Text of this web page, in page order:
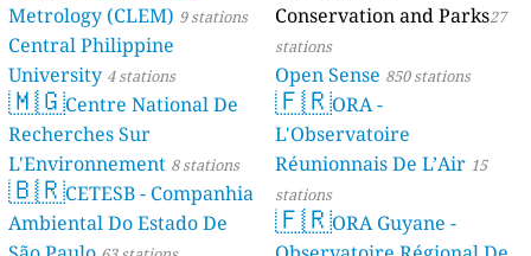
Metrology (CLEM) 9 stations
Central Philippine
University 4 stations
🇲🇬Centre National De
Recherches Sur
L'Environnement 8 stations
🇧🇷CETESB - Companhia
Ambiental Do Estado De
Conservation and Parks27
stations
Open Sense 850 stations
🇫🇷ORA -
L'Observatoire
Réunionnais De L’Air 15
stations
🇫🇷ORA Guyane -